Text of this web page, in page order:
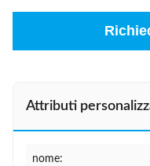
Attributi
nome: